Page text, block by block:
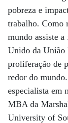
pobreza e
trabalho. Como
mundo assiste
Unido da União
proliferação de
redor do
especialista em
MBA da
University of